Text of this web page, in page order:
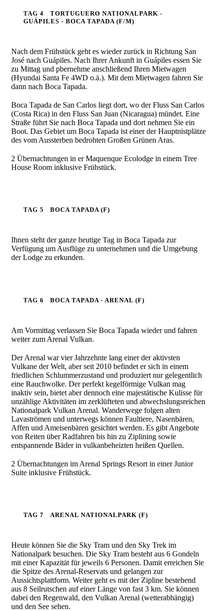
TAG 4
TORTUGUERO NATIONALPARK -
GUÁPILES - BOCA TAPADA (F/M)
Nach dem Frühstück geht es wieder zurück in Richtung San
José nach Guápiles. Nach Ihrer Ankunft in Guápiles essen Sie
zu Mittag und pbernehme anschließend Ihren Mietwagen
(Hyundai Santa Fe 4WD o.ä.). Mit dem Mietwagen fahren Sie
dann nach Boca Tapada.
Boca Tapada de San Carlos liegt dort, wo der Fluss San Carlos
(Costa Rica) in den Fluss San Juan (Nicaragua) mündet. Eine
Straße führt Sie nach Boca Tapada und dort nehmen Sie ein
Boot. Das Gebiet um Boca Tapada ist einer der Hauptnistplätze
des vom Aussterben bedrohten Großen Grünen Aras.
2 Übernachtungen in er Maquenque Ecolodge in einem Tree
House Room inklusive Frühstück.
TAG 5 BOCA TAPADA (F)
Ihnen steht der ganze heutige Tag in Boca Tapada zur
Verfügung um Ausflüge zu unternehmen und die Umgebung
der Lodge zu erkunden.
TAG 6 BOCA TAPADA - ARENAL (F)
Am Vormittag verlassen Sie Boca Tapada wieder und fahren
weiter zum Arenal Vulkan.
Der Arenal war vier Jahrzehnte lang einer der aktivsten
Vulkane der Welt, aber seit 2010 befindet er sich in einem
friedlichen Schlummerzustand und produziert nur gelegentlich
eine Rauchwolke. Der perfekt kegelförmige Vulkan mag
inaktiv sein, bietet aber dennoch eine majestätische Kulisse für
unzählige Aktivitäten im zerklüfteten und abwechslungsreichen
Nationalpark Vulkan Arenal. Wanderwege folgen alten
Lavaströmen und unterwegs können Faultiere, Nasenbären,
Affen und Ameisenbären gesichtet werden. Es gibt Angebote
von Reiten über Radfahren bis hin zu Ziplining sowie
entspannende Bäder in vulkanbeheizten heißen Quellen.
2 Übernachtungen im Arenal Springs Resort in einer Junior
Suite inklusive Frühstück.
TAG 7 ARENAL NATIONALPARK (F)
Heute können Sie die Sky Tram und den Sky Trek im
Nationalpark besuchen. Die Sky Tram besteht aus 6 Gondeln
mit einer Kapazität für jeweils 6 Personen. Damit erreichen Sie
die Spitze des Arenal-Reservats und gelangen zur
Aussichtsplattform. Weiter geht es mit der Zipline bestehend
aus 8 Seilrutschen auf einer Länge von fast 3 km. Sie können
dabei den Regenwald, den Vulkan Arenal (wetterabhängig)
und den See sehen.